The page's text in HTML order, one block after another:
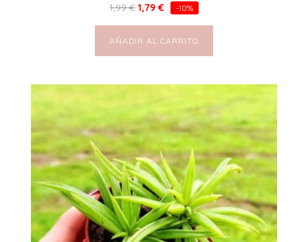
1,99€ 1,79 € -10%
AÑADIR AL CARRITO